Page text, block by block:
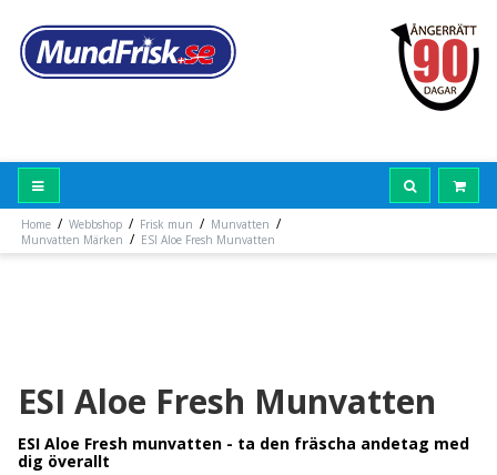
Home / Webbshop / Frisk mun / Munvatten /
Munvatten Märken / ESI Aloe Fresh Munvatten
ESI Aloe Fresh Munvatten
ESI Aloe Fresh munvatten - ta den fräscha andetag med
dig överallt